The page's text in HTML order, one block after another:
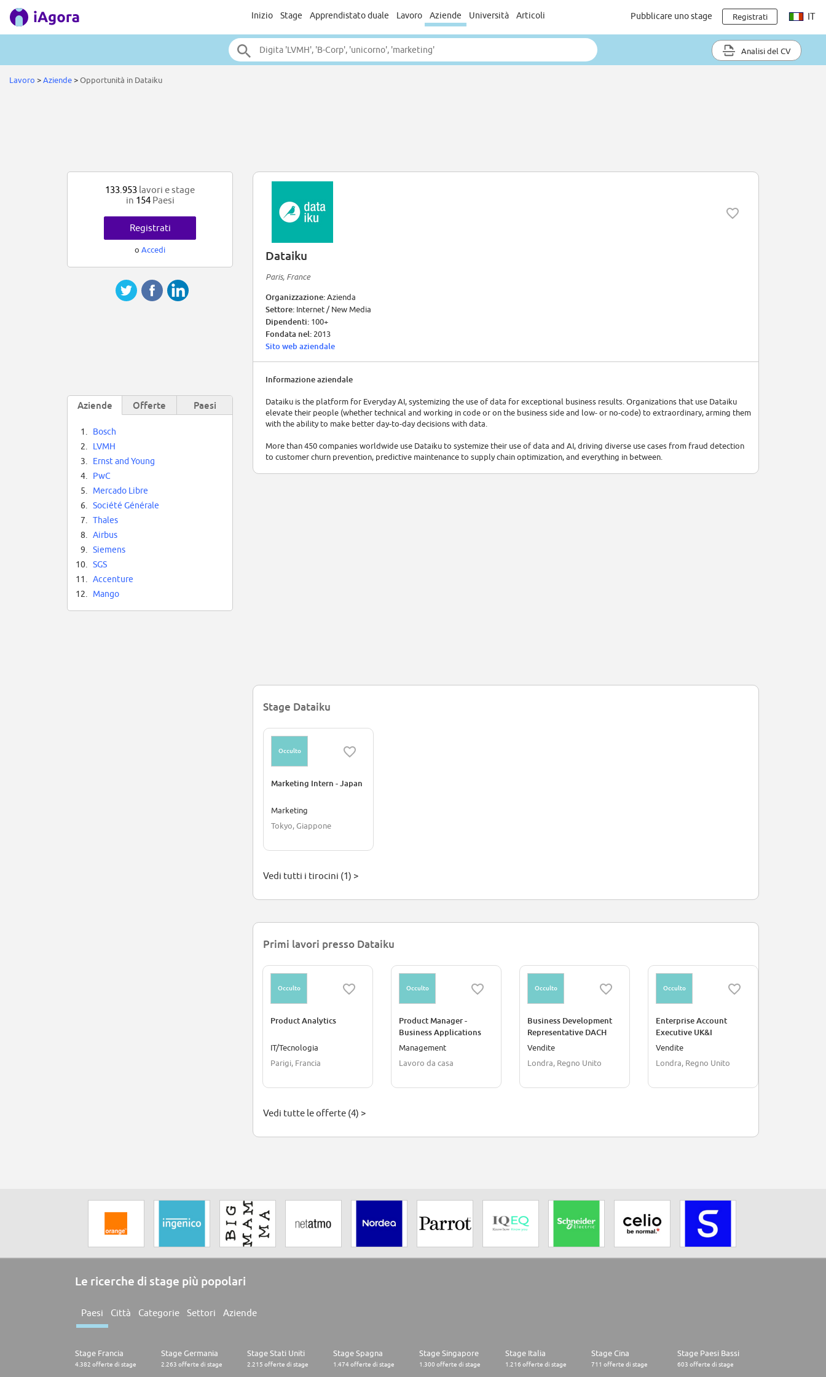
Inizio Stage Apprendistato duale Lavoro Aziende Università Articoli Pubblicare uno stage Registrati IT
Analisi del CV
Lavoro >Aziende>Opportunità in Dataiku
Dataiku
Paris, France
Organizzazione:Azienda
Settore: Internet / New Media
Dipendenti: 100+
Fondata nel: 2013
Sito web aziendale
Informazione aziendale
Dataiku is the platform for Everyday AI, systemizing the use of data for exceptional business results. Organizations that use Dataiku
elevate their people (whether technical and working in code or on the business side and low- or no-code) to extraordinary, arming them
with the ability to make better day-to-day decisions with data.
More than 450 companies worldwide use Dataiku to systemize their use of data and AI, driving diverse use cases from fraud detection
to customer churn prevention, predictive maintenance to supply chain optimization, and everything in between.
Stage Dataiku
Occulto
Marketing Intern - Japan
Marketing
Tokyo, Giappone
Vedi tutti i tirocini (1) >
Primi lavori presso Dataiku
Occulto
Product Analytics
IT/Tecnologia
Parigi, Francia
Occulto
Product Manager -
Business Applications
Management
Lavoro da casa
Occulto
Business Development
Representative DACH
Vendite
Londra, Regno Unito
Occulto
Enterprise Account
Executive UK&I
Vendite
Londra, Regno Unito
Vedi tutte le offerte (4) >
133.953 lavori e stage
in 154Paesi
Registrati
o Accedi
Aziende Offerte Paesi
1.
Bosch
2.
LVMH
3.
Ernst and Young
4.
PwC
5.
Mercado Libre
6.
Société Générale
7.
Thales
8.
Airbus
9.
Siemens
10.
SGS
11.
Accenture
12.
Mango
Le ricerche di stage più popolari
Paesi Città Categorie Settori Aziende
Stage Francia
4.382 offerte di stage
Stage Germania
2.263 offerte di stage
Stage Stati Uniti
2.215 offerte di stage
Stage Spagna
1.474 offerte di stage
Stage Singapore
1.300 offerte di stage
Stage Italia
1.216 offerte di stage
Stage Cina
711 offerte di stage
Stage Paesi Bassi
603 offerte di stage